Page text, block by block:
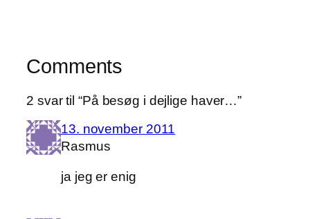
Comments
2 svar til “På besøg i dejlige haver…”
13. november 2011
Rasmus
ja jeg er enig